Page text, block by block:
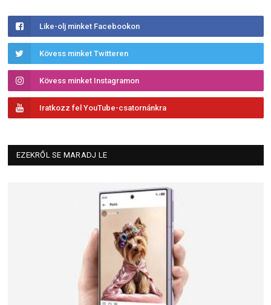
Like-olj minket Facebookon
Kövess minket Twitteren
Kövess minket Instagramon
Iratkozz fel YouTube-csatornánkra
EZEKRŐL SE MARADJ LE